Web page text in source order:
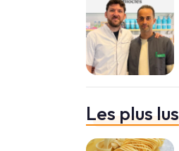
Les plus lus